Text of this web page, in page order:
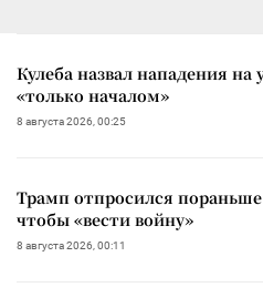
Кулеба назвал нападения
«только началом»
8 августа 2026, 00:25
Трамп отпросился пораньше
чтобы «вести войну»
8 августа 2026, 00:11